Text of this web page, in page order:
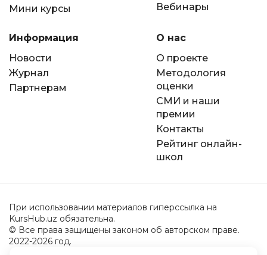
Мини курсы
Вебинары
Информация
Новости
Журнал
Партнерам
О нас
О проекте
Методология
оценки
СМИ и наши
премии
Контакты
Рейтинг онлайн-
школ
При использовании материалов гиперссылка на
KursHub.uz обязательна.
© Все права защищены законом об авторском праве.
2022-2026 год.